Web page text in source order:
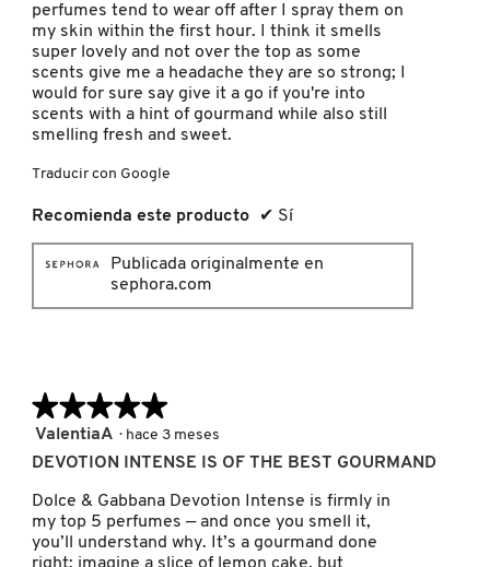
MONTBLANC
MOROCCANOIL
MURAD
NATASHA DENONA
NUDESTIX
perfumes tend to wear off after I spray them on
my skin within the first hour. I think it smells
super lovely and not over the top as some
scents give me a headache they are so strong; I
would for sure say give it a go if you're into
scents with a hint of gourmand while also still
smelling fresh and sweet.
Traducir con Google
Recomienda este producto ✔ Sí
Publicada originalmente en
sephora.com
★★★★★
★★★★★
5
de
estrellas.
ValentiaA · hace 3 meses
DEVOTION INTENSE IS OF THE BEST GOURMAND
Dolce & Gabbana Devotion Intense is firmly in
my top 5 perfumes — and once you smell it,
you’ll understand why. It’s a gourmand done